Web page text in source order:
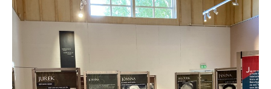
Nyheter
Kommande program
Se våra program
Gilel Storch Award